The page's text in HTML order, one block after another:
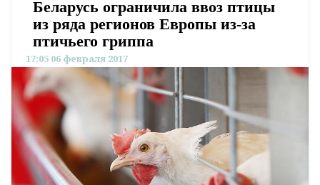
Беларусь ограничила ввоз птицы
из ряда регионов Европы из-за
птичьего гриппа
17:05 06 февраля 2017